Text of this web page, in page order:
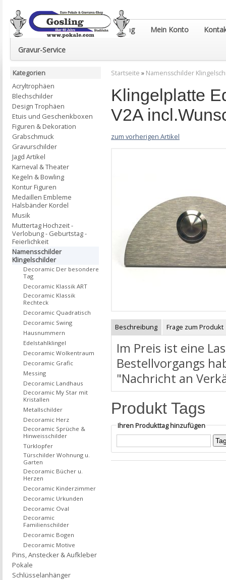
Euro-Pokale & Gravur-Shop Gosling Mein Konto
Gravur-Service
Startseite » Namensschilder
Klingelplatte
V2A
zum vorherigen Artikel
Beschreibung Frage zum Produkt
Im Preis ist eine
Bestellvorgangs
"Nachricht an
Produkt Tags
Ihren Produkttag hinzufügen
Kategorien
Acryltrophäen
Blechschilder
Design Trophäen
Etuis und Geschenkboxen
Figuren & Dekoration
Grabschmuck
Gravurschilder
Jagd Artikel
Karneval & Theater
Kegeln & Bowling
Kontur Figuren
Medaillen Embleme
Halsbänder Kordel
Musik
Muttertag Hochzeit -
Verlobung - Geburtstag -
Feierlichkeit
Namensschilder
Klingelschilder
Decoramic Der besondere
Tag
Decoramic Klassik ART
Decoramic Klassik
Rechteck
Decoramic Quadratisch
Decoramic Swing
Hausnummern
Edelstahlklingel
Decoramic Wolkentraum
Decoramic Grafic
Messing
Decoramic Landhaus
Decoramic My Star mit
Kristallen
Metallschilder
Decoramic Herz
Decoramic Sprüche &
Hinweisschilder
Türklopfer
Türschilder Wohnung u.
Garten
Decoramic Bücher u.
Herzen
Decoramic Kinderzimmer
Decoramic Urkunden
Decoramic Oval
Decoramic
Familienschilder
Decoramic Bogen
Decoramic Motive
Pins, Anstecker & Aufkleber
Pokale
Schlüsselanhänger